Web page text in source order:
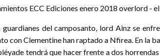
del camposanto, lord Ainz se
con Clementine han raptado a Nfirea. En la
tendrá que hacer frente a dos